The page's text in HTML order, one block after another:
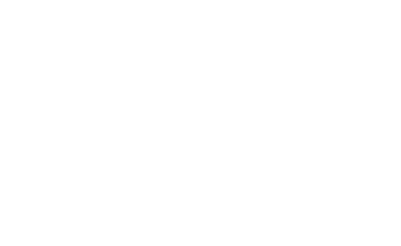
najboljše
področju